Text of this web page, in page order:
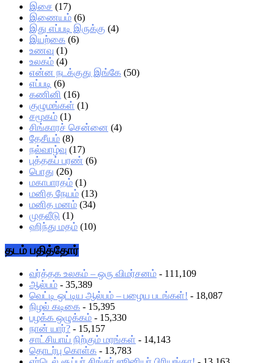
இசை (17)
இணையம் (6)
இது எப்படி இருக்கு (4)
இயற்கை (6)
உணவு (1)
உலகம் (4)
என்ன நடக்குது இங்கே (50)
எப்படி (6)
கணினி (16)
குழுமங்கள் (1)
சமூகம் (1)
சிங்காரச் சென்னை (4)
தேசீயம் (8)
நல்வாழ்வு (17)
புத்தகப் பரண் (6)
பொது (26)
மகாபாரதம் (1)
மனித நேயம் (13)
மனித மனம் (34)
முதலீடு (1)
ஹிந்து மதம் (10)
தடம் பதித்தோர்
வர்த்தக உலகம் – ஒரு விமர்சனம் - 111,109
ஆல்பம் - 35,389
வெட்டி ஒட்டிய ஆல்பம் – பழைய படங்கள்! - 18,087
நிழல் கடிகை - 15,395
பழக்க ஒழுக்கம் - 15,330
நான் யார்? - 15,157
சாட்சியாய் நிற்கும் மரங்கள் - 14,143
தொடர்பு கொள்க - 13,783